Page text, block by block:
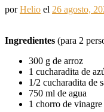
porHelio el 26 agosto,
Ingredientes (para 2
300 g de arroz
1 cucharadita de
1/2 cucharadita de
750 ml de agua
1 chorro de vinagre